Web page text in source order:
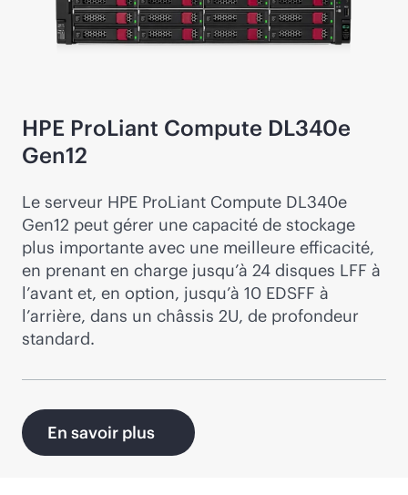
HPE ProLiant Compute DL340e
Gen12
Le serveur HPE ProLiant Compute DL340e
Gen12 peut gérer une capacité de stockage
plus importante avec une meilleure efficacité,
en prenant en charge jusqu’à 24 disques LFF à
l’avant et, en option, jusqu’à 10 EDSFF à
l’arrière, dans un châssis 2U, de profondeur
standard.
En savoir plus